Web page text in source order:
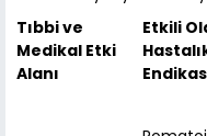
Tıbbi ve
Medikal Etki
Alanı
Etkili